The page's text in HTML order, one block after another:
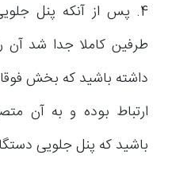
4. پس از آنکه پنل
طرفین کاملا جدا شد
داشته باشید که بخش
ارتباط بوده و به آن
باشید که پنل جلویی